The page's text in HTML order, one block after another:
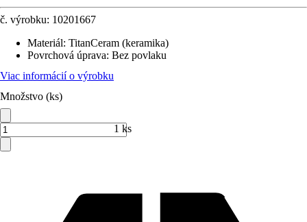
č. výrobku: 10201667
Materiál: TitanCeram (keramika)
Povrchová úprava: Bez povlaku
Viac informácií o výrobku
Množstvo (ks)
1 ks